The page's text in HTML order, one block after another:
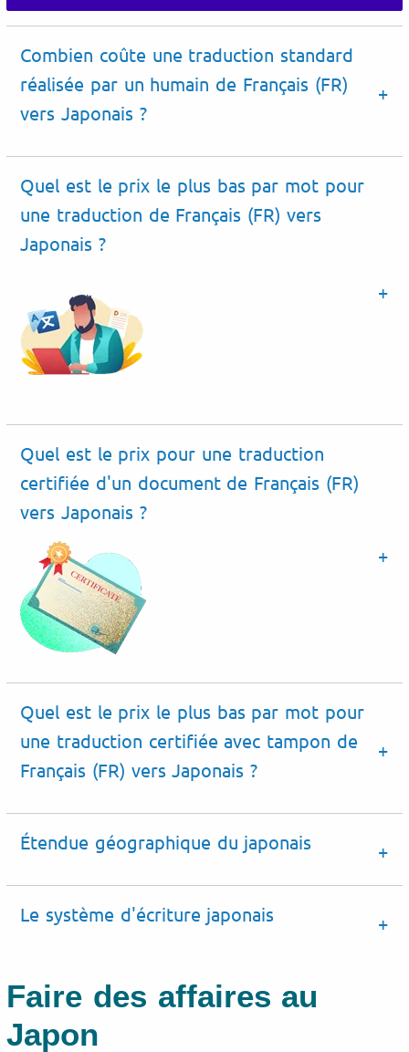
Combien coûte une traduction standard
réalisée par un humain de Français (FR)
vers Japonais ?
Quel est le prix le plus bas par mot pour
une traduction de Français (FR) vers
Japonais ?
Quel est le prix pour une traduction
certifiée d'un document de Français (FR)
vers Japonais ?
Quel est le prix le plus bas par mot pour
une traduction certifiée avec tampon de
Français (FR) vers Japonais ?
Étendue géographique du japonais
Le système d'écriture japonais
Faire des affaires au
Japon